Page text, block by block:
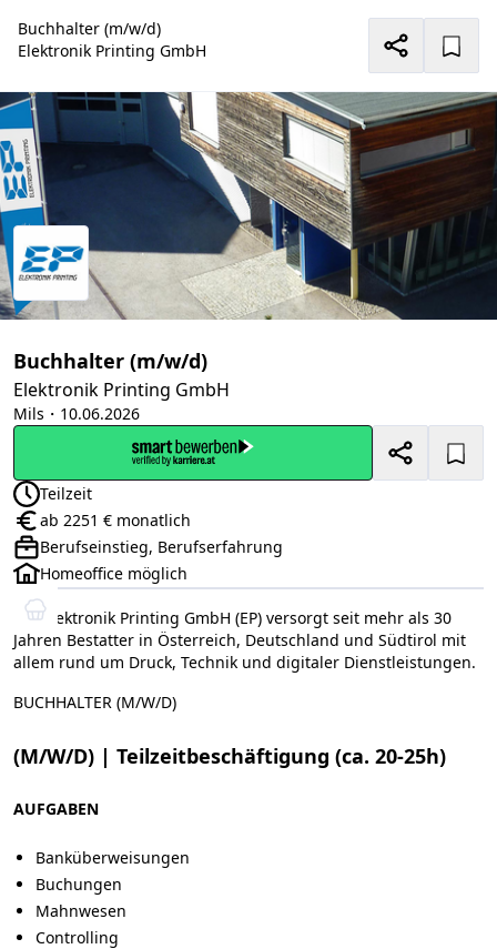
Buchhalter (m/w/d)
Elektronik Printing GmbH
Buchhalter (m/w/d)
Elektronik Printing GmbH
Mils ・10.06.2026
Anstellungsart:
Teilzeit
Gehalt:ab 2251 € monatlich
Positionsebene:
Berufseinstieg, Berufserfahrung
Homeoffice möglich
Die Elektronik Printing GmbH (EP) versorgt seit mehr als 30
Jahren Bestatter in Österreich, Deutschland und Südtirol mit
allem rund um Druck, Technik und digitaler Dienstleistungen.
BUCHHALTER (M/W/D)
(M/W/D) | Teilzeitbeschäftigung (ca. 20-25h)
AUFGABEN
Banküberweisungen
Buchungen
Mahnwesen
Controlling